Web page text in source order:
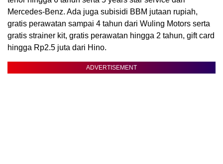
Mercedes-Benz. Ada juga subisidi BBM jutaan rupiah,
gratis perawatan sampai 4 tahun dari Wuling Motors serta
gratis strainer kit, gratis perawatan hingga 2 tahun, gift card
hingga Rp2.5 juta dari Hino.
ADVERTISEMENT